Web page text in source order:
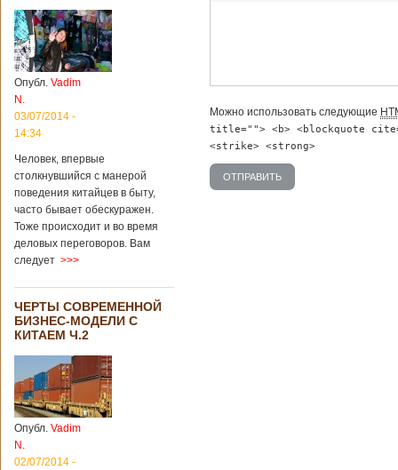
Опубл. Vadim
N.
03/07/2014 -
14:34
Человек, впервые
столкнувшийся с манерой
поведения китайцев в быту,
часто бывает обескуражен.
Тоже происходит и во время
деловых переговоров. Вам
следует >>>
ЧЕРТЫ СОВРЕМЕННОЙ
БИЗНЕС-МОДЕЛИ С
КИТАЕМ Ч.2
Опубл. Vadim
N.
02/07/2014 -
Можно использовать следующие
title=""> <b> <blockquote
<strike> <strong>